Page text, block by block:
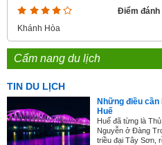
Điểm đánh
Khánh Hòa
Cẩm nang du lịch
TIN DU LỊCH
Những điều
Huế
Huế đã từng là
Nguyễn ở Đàng
triều đại Tây Sơn,